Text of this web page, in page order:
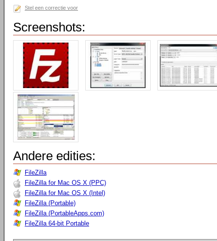
Stel een correctie voor
Screenshots:
Andere edities:
FileZilla
FileZilla for Mac OS X (PPC)
FileZilla for Mac OS X (Intel)
FileZilla (Portable)
FileZilla (PortableApps.com)
FileZilla 64-bit Portable